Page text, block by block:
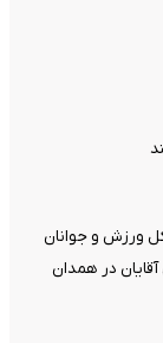
ورزش و جوانان
در همدان